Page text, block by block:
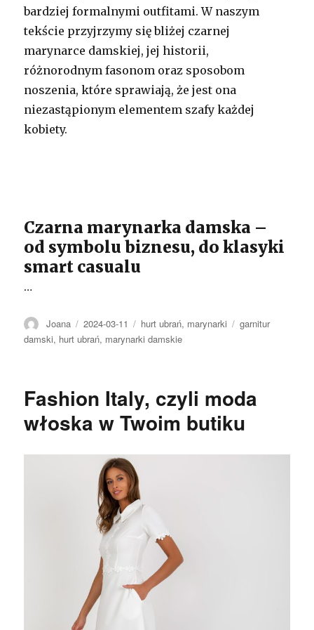
bardziej formalnymi outfitami. W naszym
tekście przyjrzymy się bliżej czarnej
marynarce damskiej, jej historii,
różnorodnym fasonom oraz sposobom
noszenia, które sprawiają, że jest ona
niezastąpionym elementem szafy każdej
kobiety.
Czarna marynarka damska –
od symbolu biznesu, do klasyki
smart casualu
…
Autor
Joana Opublikowano
2024-03-11 Kategorie
hurt ubrań, marynarki Tagi
garnitur
damski, hurt ubrań, marynarki damskie
Fashion Italy, czyli moda
włoska w Twoim butiku